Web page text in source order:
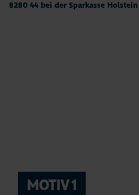
8280 44 bei der Sparkasse Holstein
MOTIV 1